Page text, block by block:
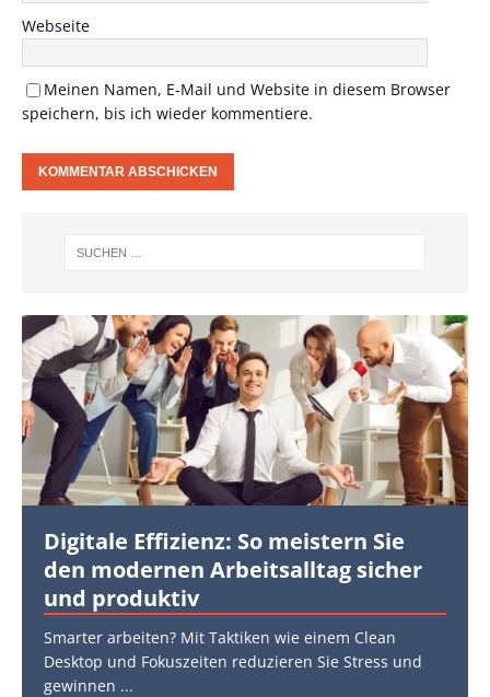
Webseite
Meinen Namen, E-Mail und Website in diesem Browser
speichern, bis ich wieder kommentiere.
Digitale Effizienz: So meistern Sie
den modernen Arbeitsalltag sicher
und produktiv
Smarter arbeiten? Mit Taktiken wie einem Clean
Desktop und Fokuszeiten reduzieren Sie Stress und
gewinnen ...